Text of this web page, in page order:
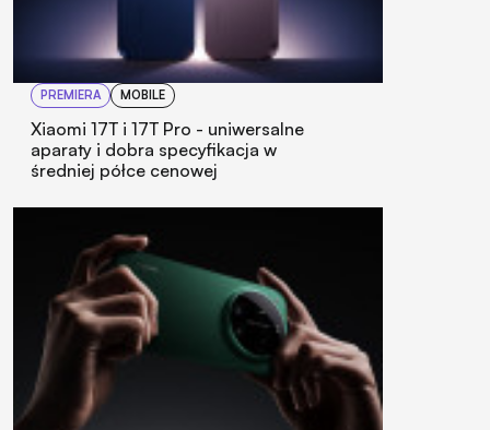
PREMIERA MOBILE
Xiaomi 17T i 17T Pro - uniwersalne
aparaty i dobra specyfikacja w
średniej półce cenowej